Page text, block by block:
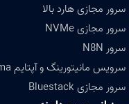
سرور مجازی هارد بالا
سرور مجازی NVMe
سرور N8N
سرویس مانیتورینگ و آپتایم Uptime Kuma
سرور مجازی Bluestack